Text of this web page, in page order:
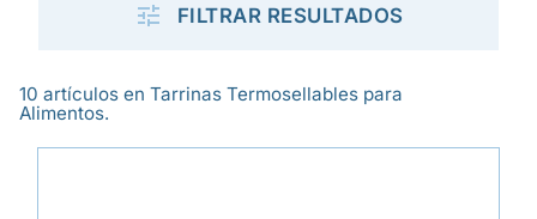
 FILTRAR RESULTADOS
10 artículos en Tarrinas Termosellables para
Alimentos.